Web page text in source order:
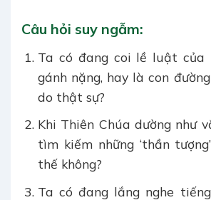
Câu hỏi suy ngẫm:
Ta có đang coi lề luật của
gánh nặng, hay là con
do thật sự?
Khi Thiên Chúa dường như
tìm kiếm những ‘thần
thế không?
Ta có đang lắng nghe